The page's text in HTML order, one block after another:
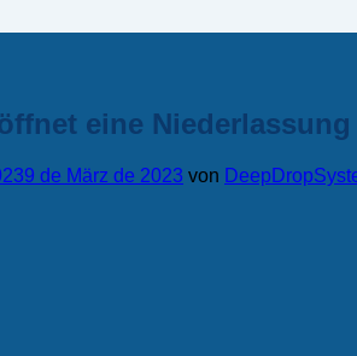
eine
9 de März de 2023 von